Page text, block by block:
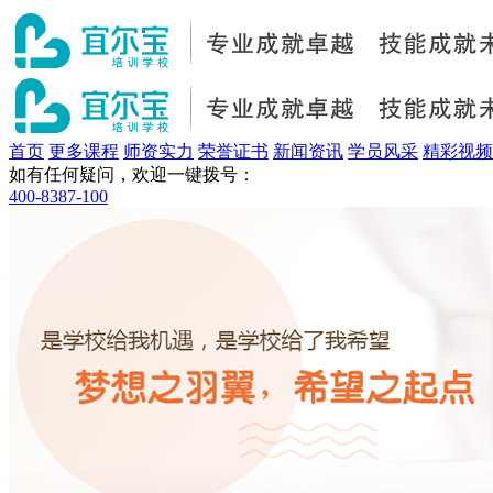
首页 更多课程 师资实力 荣誉证书 新闻资讯 学员风采 精彩视频
如有任何疑问，欢迎一键拨号：
400-8387-100